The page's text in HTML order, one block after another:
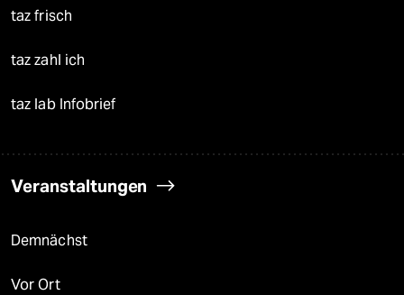
taz frisch
taz zahl ich
taz lab Infobrief
Veranstaltungen
Demnächst
Vor Ort